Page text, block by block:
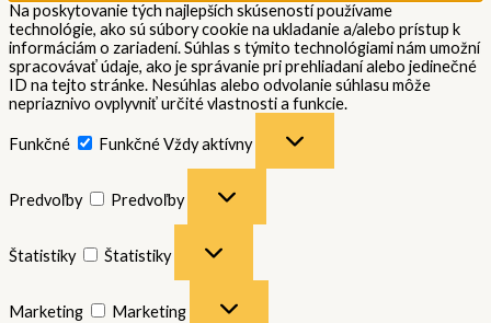
Na poskytovanie tých najlepších skúseností používame
technológie, ako sú súbory cookie na ukladanie a/alebo prístup k
informáciám o zariadení. Súhlas s týmito technológiami nám umožní
spracovávať údaje, ako je správanie pri prehliadaní alebo jedinečné
ID na tejto stránke. Nesúhlas alebo odvolanie súhlasu môže
nepriaznivo ovplyvniť určité vlastnosti a funkcie.
Funkčné FunkčnéVždy aktívny
Predvoľby Predvoľby
Štatistiky Štatistiky
Marketing Marketing